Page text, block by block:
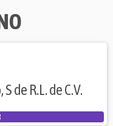
de R.L. de C.V.